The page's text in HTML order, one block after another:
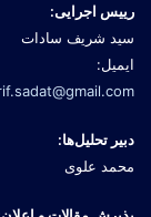
رییس اجرایی:
سید شریف سادات
ایمیل:
دبیر تحلیل‌ها:
محمد علوی